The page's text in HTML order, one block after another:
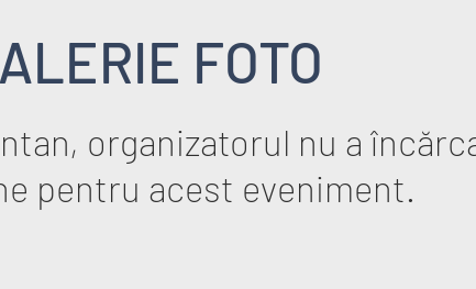
FOTO
organizatorul nu a
pentru acest eveniment.